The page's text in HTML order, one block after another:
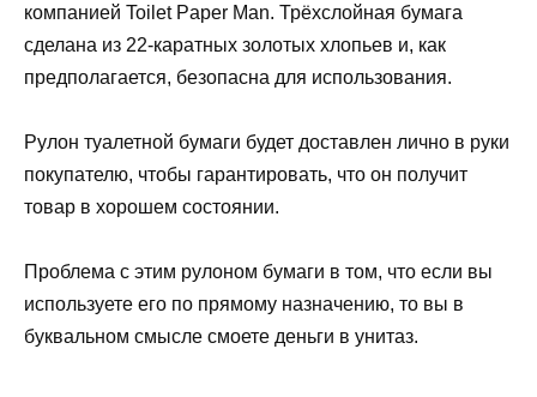
компанией Toilet Paper Man. Трёхслойная бумага
сделана из 22-каратных золотых хлопьев и, как
предполагается, безопасна для использования.
Рулон туалетной бумаги будет доставлен лично в руки
покупателю, чтобы гарантировать, что он получит
товар в хорошем состоянии.
Проблема с этим рулоном бумаги в том, что если вы
используете его по прямому назначению, то вы в
буквальном смысле смоете деньги в унитаз.